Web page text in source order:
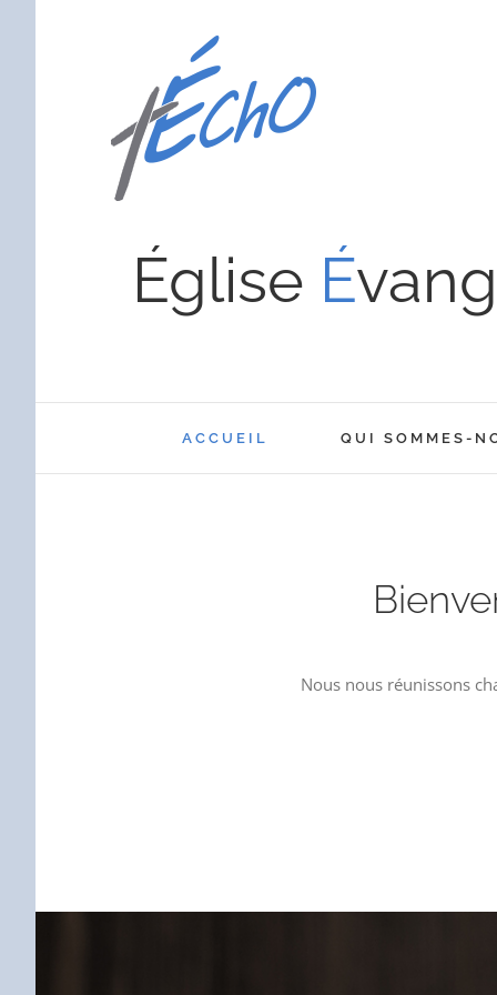
Église É
ACCUEIL QUI SOMMES-
Nous nous réunissons